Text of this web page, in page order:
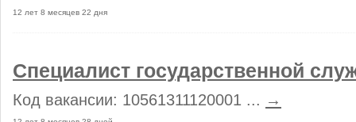
12 лет 8 месяцев 22 дня
Специалист государственной
Код вакансии: 10561311120001 ... →